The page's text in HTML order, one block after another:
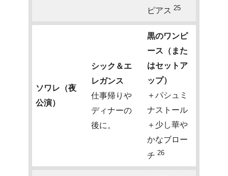
ピアス 25
ソワレ（夜
公演）
シック＆エ
レガンス
仕事帰りや
ディナーの
後に。
黒のワンピ
ース（また
はセットア
ップ）
＋パシュミ
ナストール
＋少し華や
かなブロー
チ 26